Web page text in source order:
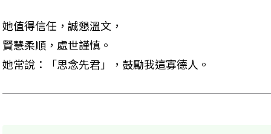
她值得信任，誠懇溫文，
賢慧柔順，處世謹慎。
她常說：「思念先君」，鼓勵我這寡德人。